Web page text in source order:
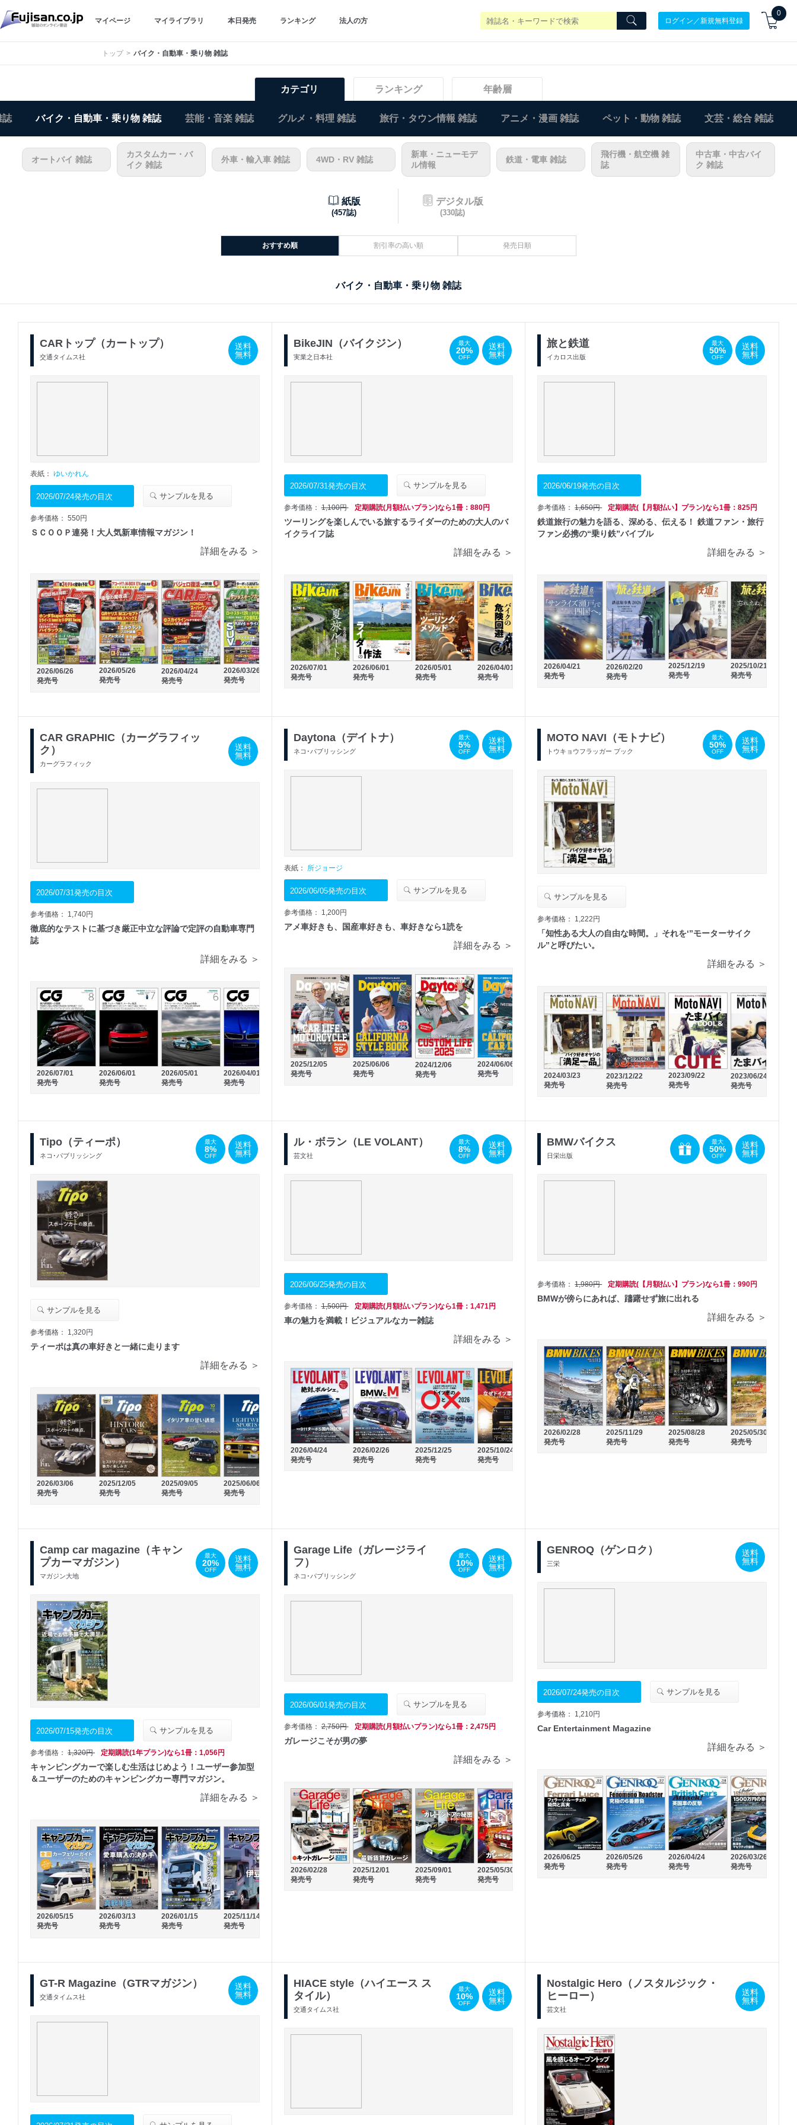
マイページ マイライブラリ 本日発売 ランキング 法人の方 ログイン／新規無料登録
0
トップ バイク・自動車・乗り物 雑誌
カテゴリ ランキング 年齢層
誌 バイク・自動車・乗り物 雑誌 芸能・音楽 雑誌 グルメ・料理 雑誌 旅行・タウン情報 雑誌 アニメ・漫画 雑誌 ペット・動物 雑誌 文芸・総合 雑誌
オートバイ 雑誌
カスタムカー・バ
イク 雑誌
外車・輸入車 雑誌 4WD・RV 雑誌
新車・ニューモデ
ル情報
鉄道・電車 雑誌
飛行機・航空機 雑
誌
中古車・中古バイ
ク 雑誌
紙版
(457誌)
デジタル版
(330誌)
おすすめ順 割引率の高い順 発売日順
バイク・自動車・乗り物 雑誌
CARトップ（カートップ）
交通タイムス社
送料
無料
表紙： ゆいかれん
2026/07/24発売の目次 サンプルを見る
参考価格： 550円
ＳＣＯＯＰ連発！大人気新車情報マガジン！
詳細をみる ＞
2026/06/26
発売号
2026/05/26
発売号
2026/04/24
発売号
2026/03/26
発売号
2026/02/26
発売号
2026/01/26
発売号
BikeJIN（バイクジン）
実業之日本社
最大
20%
OFF
送料
無料
2026/07/31発売の目次 サンプルを見る
参考価格：1,100円 定期購読(月額払いプラン)なら1冊：880円
ツーリングを楽しんでいる旅するライダーのための大人のバ
イクライフ誌
詳細をみる ＞
2026/07/01
発売号
2026/06/01
発売号
2026/05/01
発売号
2026/04/01
発売号
2026/02/28
発売号
2026/01/30
発売号
旅と鉄道
イカロス出版
最大
50%
OFF
送料
無料
2026/06/19発売の目次
参考価格：1,650円 定期購読(【月額払い】プラン)なら1冊：825円
鉄道旅行の魅力を語る、深める、伝える！ 鉄道ファン・旅行
ファン必携の“乗り鉄”バイブル
詳細をみる ＞
2026/04/21
発売号
2026/02/20
発売号
2025/12/19
発売号
2025/10/21
発売号
CAR GRAPHIC（カーグラフィッ
ク）
カーグラフィック
送料
無料
2026/07/31発売の目次
参考価格： 1,740円
徹底的なテストに基づき厳正中立な評論で定評の自動車専門
誌
詳細をみる ＞
2026/07/01
発売号
2026/06/01
発売号
2026/05/01
発売号
2026/04/01
発売号
2026/02/28
2026/01/30
Daytona（デイトナ）
ネコ･パブリッシング
最大
5%
OFF
送料
無料
表紙： 所ジョージ
2026/06/05発売の目次 サンプルを見る
参考価格： 1,200円
アメ車好きも、国産車好きも、車好きなら1読を
詳細をみる ＞
2025/12/05
発売号
2025/06/06
発売号
2024/12/06
発売号
2024/06/06
発売号
2024/02/06
発売号
2023/12/06
発売号
MOTO NAVI（モトナビ）
トウキョウフラッガー ブック
最大
50%
OFF
送料
無料
サンプルを見る
参考価格： 1,222円
「知性ある大人の自由な時間。」それを‘”モーターサイク
ル”と呼びたい。
詳細をみる ＞
2024/03/23
発売号
2023/12/22
発売号
2023/09/22
発売号
2023/06/24
発売号
Tipo（ティーポ）
ネコ･パブリッシング
最大
8%
OFF
送料
無料
サンプルを見る
参考価格： 1,320円
ティーポは真の車好きと一緒に走ります
詳細をみる ＞
2026/03/06
発売号
2025/12/05
発売号
2025/09/05
発売号
2025/06/06
発売号
ル・ボラン（LE VOLANT）
芸文社
最大
8%
OFF
送料
無料
2026/06/25発売の目次
参考価格：1,500円 定期購読(月額払いプラン)なら1冊：1,471円
車の魅力を満載！ビジュアルなカー雑誌
詳細をみる ＞
2026/04/24
発売号
2026/02/26
発売号
2025/12/25
発売号
2025/10/24
発売号
BMWバイクス
日栄出版
最大
50%
OFF
送料
無料
参考価格：1,980円 定期購読(【月額払い】プラン)なら1冊：990円
BMWが傍らにあれば、躊躇せず旅に出れる
詳細をみる ＞
2026/02/28
発売号
2025/11/29
発売号
2025/08/28
発売号
2025/05/30
発売号
Camp car magazine（キャン
プカーマガジン）
マガジン大地
最大
20%
OFF
送料
無料
2026/07/15発売の目次 サンプルを見る
参考価格： 1,320円 定期購読(1年プラン)なら1冊：1,056円
キャンピングカーで楽しむ生活はじめよう！ユーザー参加型
＆ユーザーのためのキャンピングカー専門マガジン。
詳細をみる ＞
2026/05/15
発売号
2026/03/13
発売号
2026/01/15
発売号
2025/11/14
発売号
Garage Life（ガレージライ
フ）
ネコ･パブリッシング
最大
10%
OFF
送料
無料
2026/06/01発売の目次 サンプルを見る
参考価格：2,750円 定期購読(月額払いプラン)なら1冊：2,475円
ガレージこそが男の夢
詳細をみる ＞
2026/02/28
発売号
2025/12/01
発売号
2025/09/01
発売号
2025/05/30
発売号
2025/03/01
2024/11/29
GENROQ（ゲンロク）
三栄
送料
無料
2026/07/24発売の目次 サンプルを見る
参考価格： 1,210円
Car Entertainment Magazine
詳細をみる ＞
2026/06/25
発売号
2026/05/26
発売号
2026/04/24
発売号
2026/03/26
発売号
GT-R Magazine（GTRマガジン）
交通タイムス社
送料
無料
HIACE style（ハイエース ス
タイル）
交通タイムス社
最大
10%
OFF
送料
無料
Nostalgic Hero（ノスタルジック・
ヒーロー）
芸文社
送料
無料